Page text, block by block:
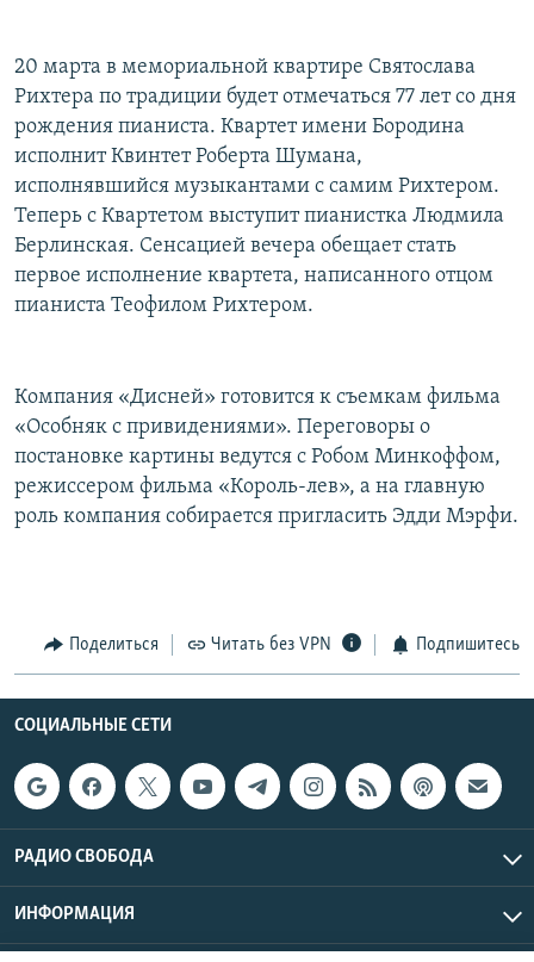
20 марта в мемориальной квартире Святослава
Рихтера по традиции будет отмечаться 77 лет со дня
рождения пианиста. Квартет имени Бородина
исполнит Квинтет Роберта Шумана,
исполнявшийся музыкантами с самим Рихтером.
Теперь с Квартетом выступит пианистка Людмила
Берлинская. Сенсацией вечера обещает стать
первое исполнение квартета, написанного отцом
пианиста Теофилом Рихтером.
Компания «Дисней» готовится к съемкам фильма
«Особняк с привидениями». Переговоры о
постановке картины ведутся с Робом Минкоффом,
режиссером фильма «Король-лев», а на главную
роль компания собирается пригласить Эдди Мэрфи.
Поделиться Читать без VPN Подпишитесь
СОЦИАЛЬНЫЕ СЕТИ
РАДИО СВОБОДА
ИНФОРМАЦИЯ